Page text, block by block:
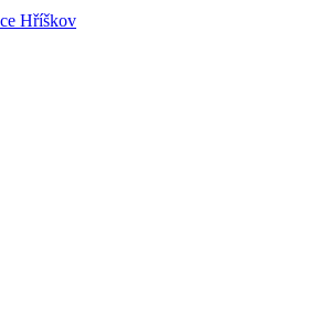
Hříškov